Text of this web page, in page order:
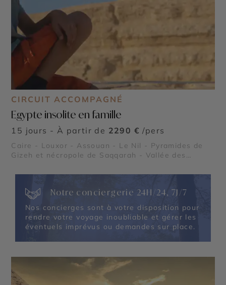
CIRCUIT ACCOMPAGNÉ
Egypte insolite en famille
15 jours - À partir de 2290 € /pers
Caire - Louxor - Assouan - Le Nil - Pyramides de
Gizeh et nécropole de Saqqarah - Vallée des
Notre conciergerie 24H/24, 7J/7
Nos concierges sont à votre disposition pour
rendre votre voyage inoubliable et gérer les
éventuels imprévus ou demandes sur place.